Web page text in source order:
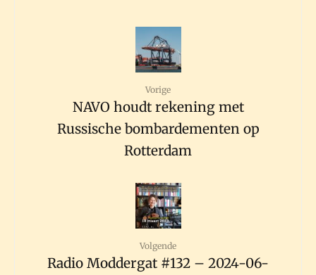
Vorige
NAVO houdt rekening met
Russische bombardementen op
Rotterdam
Volgende
Radio Moddergat #132 – 2024-06-